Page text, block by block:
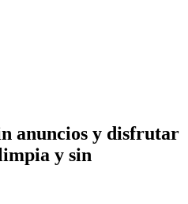
anuncios y disfrutar
y sin